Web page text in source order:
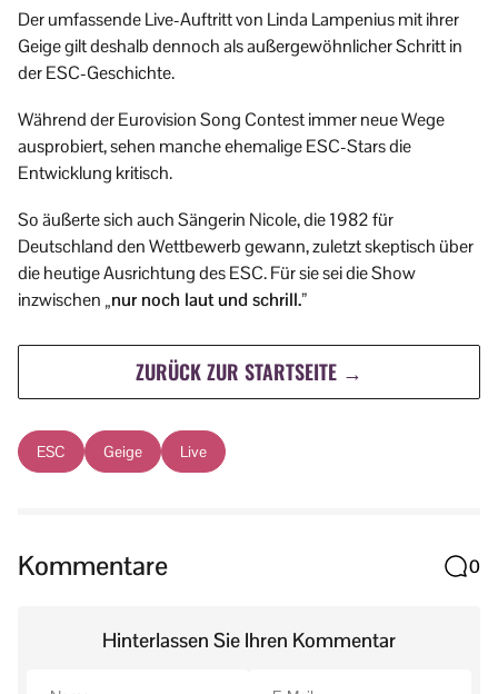
Der umfassende Live-Auftritt von Linda Lampenius mit ihrer
Geige gilt deshalb dennoch als außergewöhnlicher Schritt in
der ESC-Geschichte.
Während der Eurovision Song Contest immer neue Wege
ausprobiert, sehen manche ehemalige ESC-Stars die
Entwicklung kritisch.
So äußerte sich auch Sängerin Nicole, die 1982 für
Deutschland den Wettbewerb gewann, zuletzt skeptisch über
die heutige Ausrichtung des ESC. Für sie sei die Show
inzwischen „nur noch laut und schrill.”
ZURÜCK ZUR STARTSEITE →
ESC Geige Live
Kommentare 0
Hinterlassen Sie Ihren Kommentar